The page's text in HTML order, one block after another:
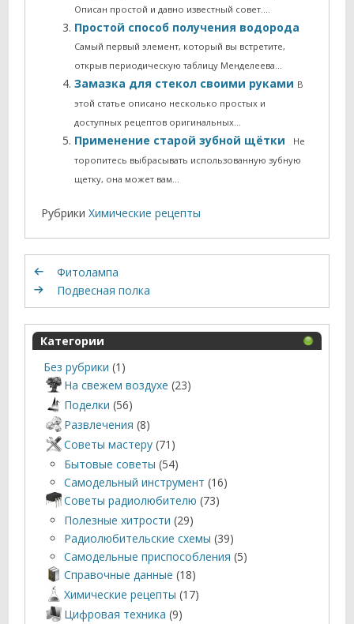
Описан простой и давно известный совет....
Простой способ получения водорода
Самый первый элемент, который вы встретите,
открыв периодическую таблицу Менделеева…
Замазка для стекол своими руками В
этой статье описано несколько простых и
доступных рецептов оригинальных…
Применение старой зубной щётки
Не
торопитесь выбрасывать использованную зубную
щетку, она может вам…
Рубрики Химические рецепты
Фитолампа
Подвесная полка
Категории
Без рубрики (1)
На свежем воздухе (23)
Поделки (56)
Развлечения (8)
Советы мастеру (71)
Бытовые советы (54)
Самодельный инструмент (16)
Советы радиолюбителю (73)
Полезные хитрости (29)
Радиолюбительские схемы (39)
Самодельные приспособления (5)
Справочные данные (18)
Химические рецепты (17)
Цифровая техника (9)